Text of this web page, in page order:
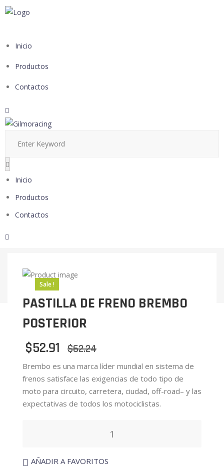
Inicio
Productos
Contactos
Inicio
Productos
Contactos
Sale !
PASTILLA DE FRENO BREMBO
POSTERIOR
$62.24
$52.91
Brembo es una marca líder mundial en sistema de
frenos satisface las exigencias de todo tipo de
moto para circuito, carretera, ciudad, off-road– y las
expectativas de todos los motociclistas.
AÑADIR A FAVORITOS